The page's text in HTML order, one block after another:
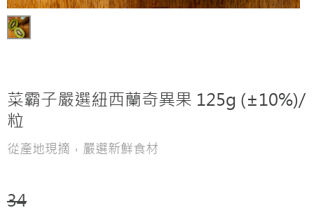
菜霸子嚴選紐西蘭奇異果 125g (±10%)/
粒
從產地現摘，嚴選新鮮食材
34